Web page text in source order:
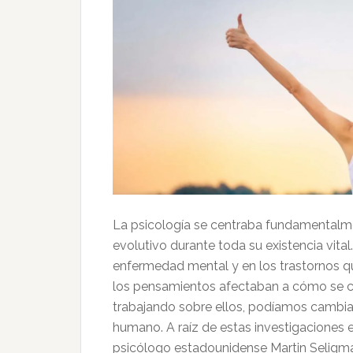
La psicología se centraba
evolutivo durante toda su existencia
enfermedad mental y en los trastornos
los pensamientos afectaban a cómo se
trabajando sobre ellos, podíamos
humano. A raíz de estas
psicólogo estadounidense Martin